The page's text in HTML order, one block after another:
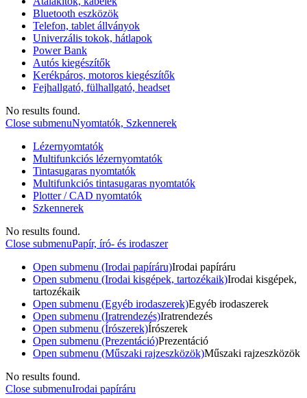
Bluetooth eszközök
Telefon, tablet állványok
Univerzális tokok, hátlapok
Power Bank
Autós kiegészítők
Kerékpáros, motoros kiegészítők
Fejhallgató, fülhallgató, headset
No results found.
Close submenuNyomtatók, Szkennerek
Lézernyomtatók
Multifunkciós lézernyomtatók
Tintasugaras nyomtatók
Multifunkciós tintasugaras nyomtatók
Plotter / CAD nyomtatók
Szkennerek
No results found.
Close submenuPapír, író- és irodaszer
Open submenu (Irodai papíráru)Irodai papíráru
Open submenu (Irodai kisgépek, tartozékaik)Irodai kisgépek,
tartozékaik
Open submenu (Egyéb irodaszerek)Egyéb irodaszerek
Open submenu (Iratrendezés)Iratrendezés
Open submenu (Írószerek)Írószerek
Open submenu (Prezentáció)Prezentáció
Open submenu (Műszaki rajzeszközök)Műszaki rajzeszközök
No results found.
Close submenuIrodai papíráru